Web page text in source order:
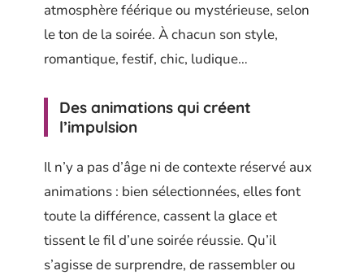
atmosphère féérique ou mystérieuse, selon
le ton de la soirée. À chacun son style,
romantique, festif, chic, ludique…
Des animations qui créent
l’impulsion
Il n’y a pas d’âge ni de contexte réservé aux
animations : bien sélectionnées, elles font
toute la différence, cassent la glace et
tissent le fil d’une soirée réussie. Qu’il
s’agisse de surprendre, de rassembler ou